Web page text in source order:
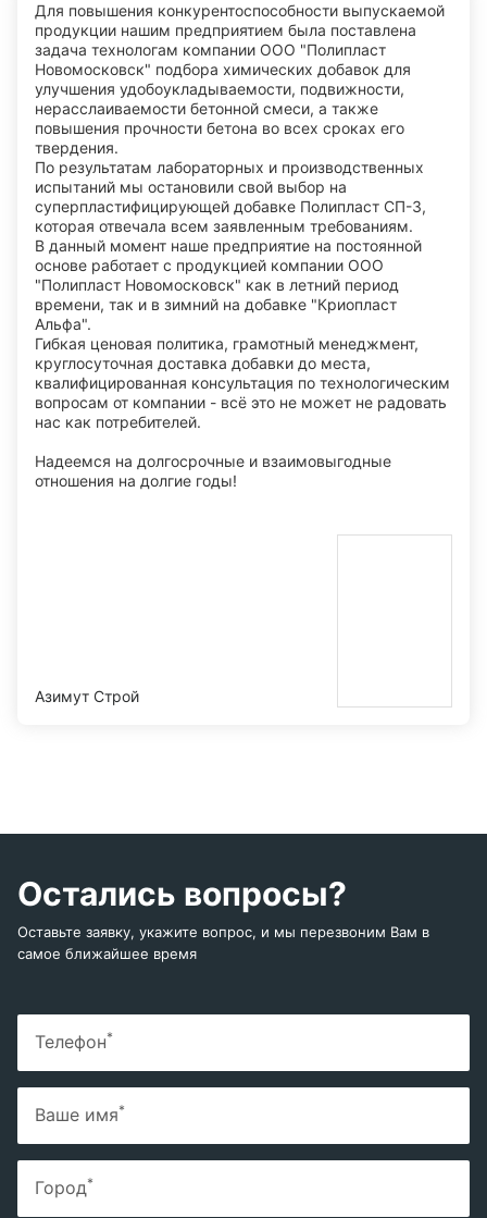
Для повышения конкурентоспособности выпускаемой
продукции нашим предприятием была поставлена
задача технологам компании ООО "Полипласт
Новомосковск" подбора химических добавок для
улучшения удобоукладываемости, подвижности,
нерасслаиваемости бетонной смеси, а также
повышения прочности бетона во всех сроках его
твердения.
По результатам лабораторных и производственных
испытаний мы остановили свой выбор на
суперпластифицирующей добавке Полипласт СП-3,
которая отвечала всем заявленным требованиям.
В данный момент наше предприятие на постоянной
основе работает с продукцией компании ООО
"Полипласт Новомосковск" как в летний период
времени, так и в зимний на добавке "Криопласт
Альфа".
Гибкая ценовая политика, грамотный менеджмент,
круглосуточная доставка добавки до места,
квалифицированная консультация по технологическим
вопросам от компании - всё это не может не радовать
нас как потребителей.
Надеемся на долгосрочные и взаимовыгодные
отношения на долгие годы!
Азимут Строй
Остались вопросы?
Оставьте заявку, укажите вопрос, и мы перезвоним Вам в
самое ближайшее время
Телефон*
Ваше имя*
Город*